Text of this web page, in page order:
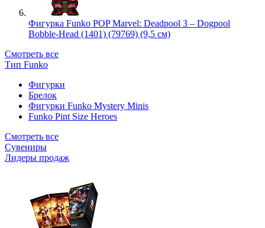
Фигурка Funko POP Marvel: Deadpool 3 – Dogpool
Bobble-Head (1401) (79769) (9,5 см)
Смотреть все
Тип Funko
Фигурки
Брелок
Фигурки Funko Mystery Minis
Funko Pint Size Heroes
Смотреть все
Сувениры
Лидеры продаж